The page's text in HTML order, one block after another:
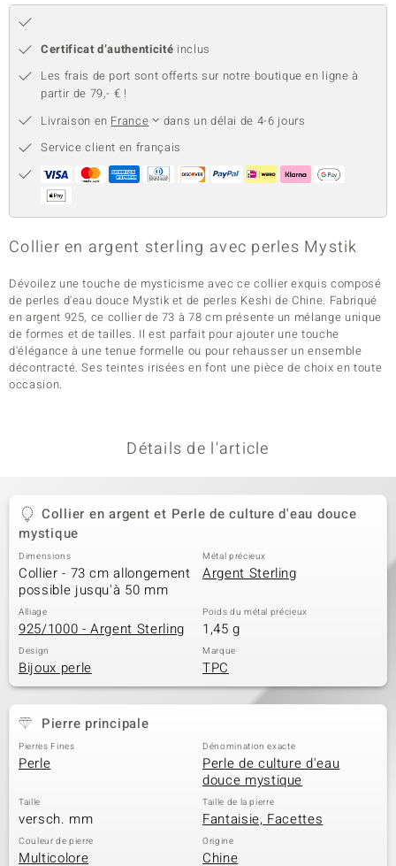
Certificat d’authenticité inclus
Les frais de port sont offerts sur notre boutique en ligne à
partir de 79,- € !
Livraison en France
dans un délai de 4-6 jours
Service client en français
Collier en argent sterling avec perles Mystik
Dévoilez une touche de mysticisme avec ce collier exquis composé
de perles d'eau douce Mystik et de perles Keshi de Chine. Fabriqué
en argent 925, ce collier de 73 à 78 cm présente un mélange unique
de formes et de tailles. Il est parfait pour ajouter une touche
d'élégance à une tenue formelle ou pour rehausser un ensemble
décontracté. Ses teintes irisées en font une pièce de choix en toute
occasion.
Détails de l'article
Collier en argent et Perle de culture d'eau douce
mystique
Dimensions
Collier - 73 cm allongement
possible jusqu'à 50 mm
Métal précieux
Argent Sterling
Alliage
925/1000 - Argent Sterling
Poids du métal précieux
1,45 g
Design
Bijoux perle
Marque
TPC
Pierre principale
Pierres Fines
Perle
Dénomination exacte
Perle de culture d'eau
douce mystique
Taille
versch. mm
Taille de la pierre
Fantaisie, Facettes
Couleur de pierre
Multicolore
Origine
Chine